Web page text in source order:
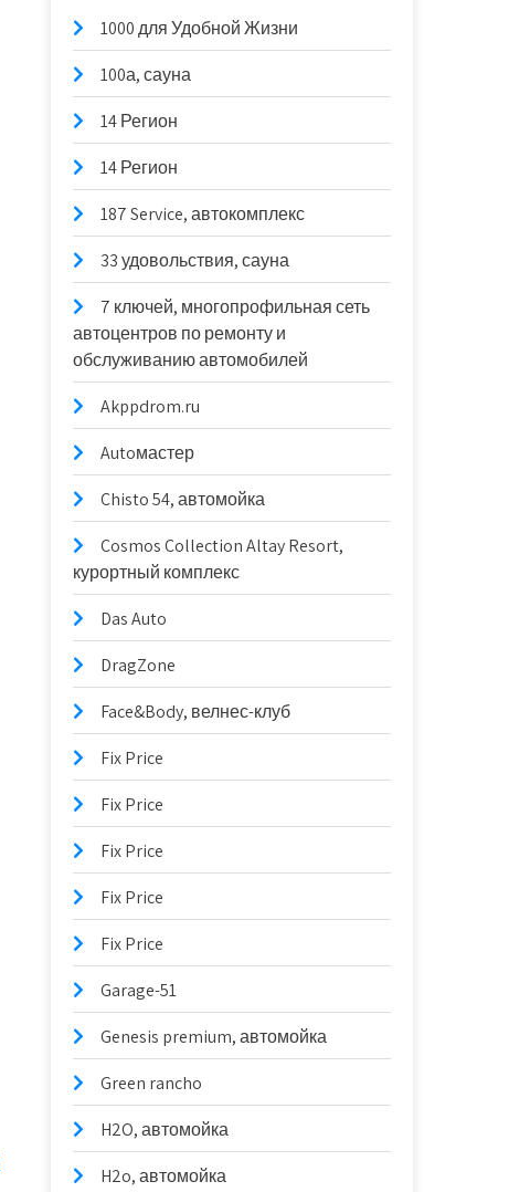
1000 для Удобной Жизни
100а, сауна
14 Регион
14 Регион
187 Service, автокомплекс
33 удовольствия, сауна
7 ключей, многопрофильная сеть
автоцентров по ремонту и
обслуживанию автомобилей
Akppdrom.ru
Autoмастер
Chisto 54, автомойка
Cosmos Collection Altay Resort,
курортный комплекс
Das Auto
DragZone
Face&Body, велнес-клуб
Fix Price
Fix Price
Fix Price
Fix Price
Fix Price
Garage-51
Genesis premium, автомойка
Green rancho
H2O, автомойка
H2o, автомойка